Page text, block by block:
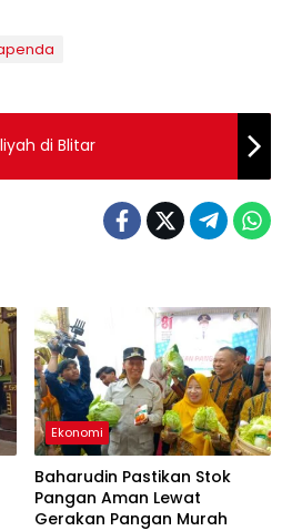
di Blitar
Ekonomi
Baharudin Pastikan Stok
Pangan Aman Lewat
Gerakan Pangan Murah